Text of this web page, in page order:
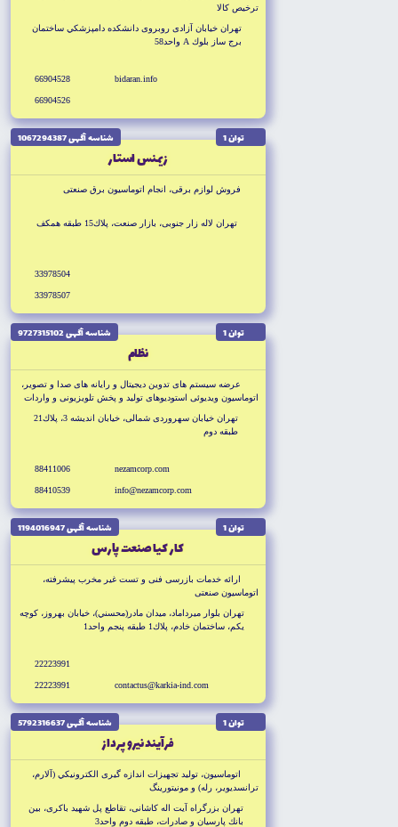
ترخيص كالا
تهران خيابان آزادى روبروى دانشكده دامپزشكي ساختمان
برج ساز بلوك A واحد58
bidaran.info
66904528
66904526
توان 1 شناسه آگهى 1067294387
زيمنس استار
فروش لوازم برقى، انجام اتوماسيون برق صنعتى
تهران لاله زار جنوبى، بازار صنعت، پلاك15 طبقه همكف
33978504
33978507
توان 1 شناسه آگهى 9727315102
نظام
عرضه سيستم هاى تدوين ديجيتال و رايانه هاى صدا و تصوير،
اتوماسيون ويديوئى استوديوهاى توليد و پخش تلويزيونى و واردات
افزارهاى تخصص در زمينه ضبط و پخش و آرشيو ديجيتال صا و
تصوير و اتوماسيون شبكه
تهران خيابان سهروردى شمالى، خيابان انديشه 3، پلاك21
طبقه دوم
nezamcorp.com
info@nezamcorp.com
88411006
88410539
توان 1 شناسه آگهى 1194016947
كار كيا صنعت پارس
ارائه خدمات بازرسى فنى و تست غير مخرب پيشرفته،
اتوماسيون صنعتى
تهران بلوار ميرداماد، ميدان مادر(محسني)، خيابان بهروز، كوچه
يكم، ساختمان خادم، پلاك1 طبقه پنجم واحد1
contactus@karkia-ind.com
22223991
22223991
توان 1 شناسه آگهى 5792316637
فرآيند نيرو پرداز
اتوماسيون، توليد تجهيزات اندازه گيرى الكترونيكي (آلارم،
ترانسديوير، رله) و مونيتورينگ
تهران بزرگراه آيت اله كاشانى، تقاطع پل شهيد باكرى، بين
بانك پارسيان و صادرات، طبقه دوم واحد3